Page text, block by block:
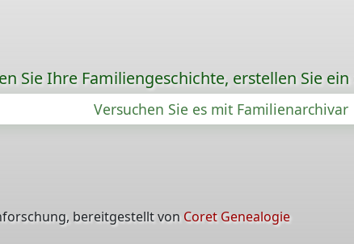
Sie Ihre Familiengeschichte, erstellen Sie
Versuchen Sie es mit Familienarchivar
bereitgestellt von Coret Genealogie